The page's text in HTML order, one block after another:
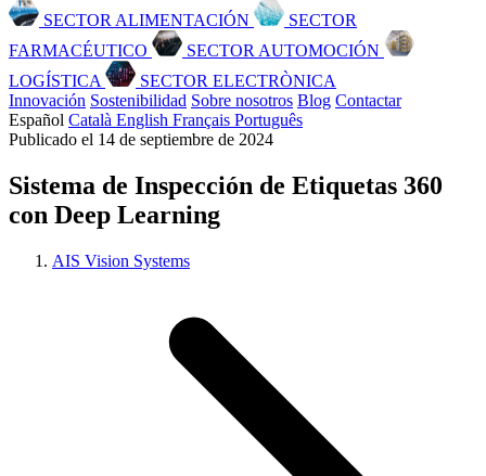
SECTOR ALIMENTACIÓN
SECTOR
FARMACÉUTICO
SECTOR AUTOMOCIÓN
LOGÍSTICA
SECTOR ELECTRÒNICA
Innovación Sostenibilidad Sobre nosotros Blog Contactar
Español Català English Français Português
Publicado el 14 de septiembre de 2024
Sistema de Inspección de Etiquetas 360
con Deep Learning
AIS Vision Systems